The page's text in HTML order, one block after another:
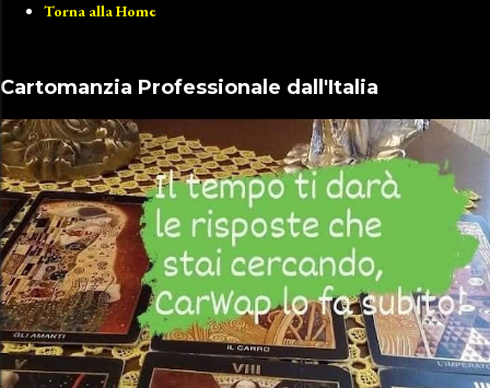
Torna alla Home
Cartomanzia Professionale dall'Italia